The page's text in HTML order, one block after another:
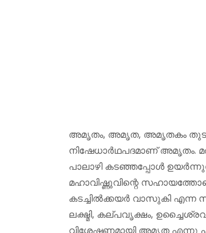
അമൃതം, അമൃത, അമൃതകം
നിഷേധാര്‍ഥപദമാണ് അമൃതം.
പാലാഴി കടഞ്ഞപ്പോള്‍
മഹാവിഷ്ണുവിന്റെ
കടച്ചില്‍ക്കയര്‍ വാസുകി എന്ന
ലക്ഷ്മി, കല്പവൃക്ഷം,
വിശേഷണമായി അമൃത എന്നു